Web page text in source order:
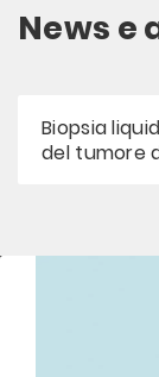
News
Biopsia
del tumore